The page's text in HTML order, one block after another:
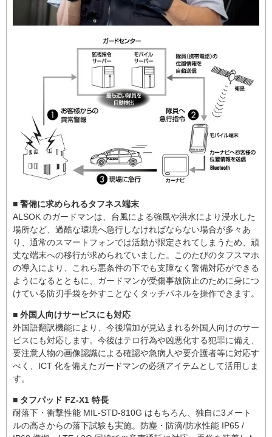
■ 警備に求められるタフネス端末
ALSOK のガードマンは、台風による強風や洪水により浸水した
場所など、過酷な環境へ急行しなければならない場合が多々あ
り、通常のスマートフォンでは活動が限定されてしまうため、頑
丈な端末への移行が求められていました。このたびのタフスマホ
の導入により、これら悪条件の下でも支障なく警備対応ができる
ようになるとともに、ガードマンが受傷事故防止のために身につ
けている防刃手袋を外すことなくタッチパネルを操作できます。
■ 外国人向けサービスにも対応
外国語翻訳機能により、今後増加が見込まれる外国人向けのサー
ビスにも対応します。今後はテロ行為や凶悪化する犯罪に備え、
要注意人物の画像認識による確認や急病人や要介護者等に対応す
べく、ICT 化を備えたガードマンの必須アイテムとして活用しま
す。
■ タフパッド FZ-X1 特長
耐落下・衝撃性能 MIL-STD-810G はもちろん、独自に3メート
ルの高さからの落下試験も実施。防塵・防滴/防水性能 IP65 /